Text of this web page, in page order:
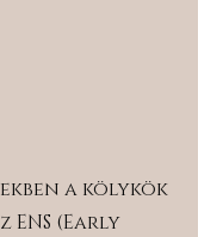
a kölykök
ENS (Early